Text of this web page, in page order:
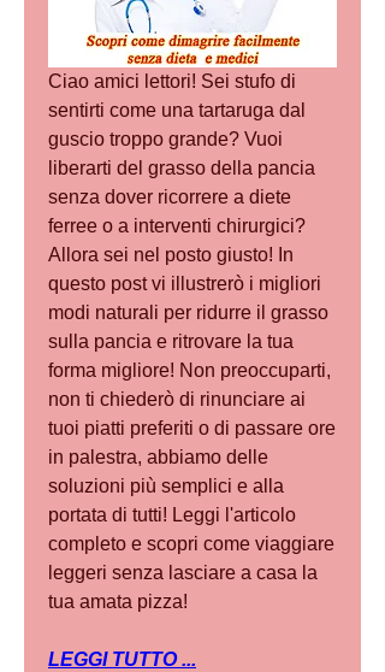
Ciao amici lettori! Sei stufo di
sentirti come una tartaruga dal
guscio troppo grande? Vuoi
liberarti del grasso della pancia
senza dover ricorrere a diete
ferree o a interventi chirurgici?
Allora sei nel posto giusto! In
questo post vi illustrerò i migliori
modi naturali per ridurre il grasso
sulla pancia e ritrovare la tua
forma migliore! Non preoccuparti,
non ti chiederò di rinunciare ai
tuoi piatti preferiti o di passare ore
in palestra, abbiamo delle
soluzioni più semplici e alla
portata di tutti! Leggi l'articolo
completo e scopri come viaggiare
leggeri senza lasciare a casa la
tua amata pizza!
LEGGI TUTTO ...